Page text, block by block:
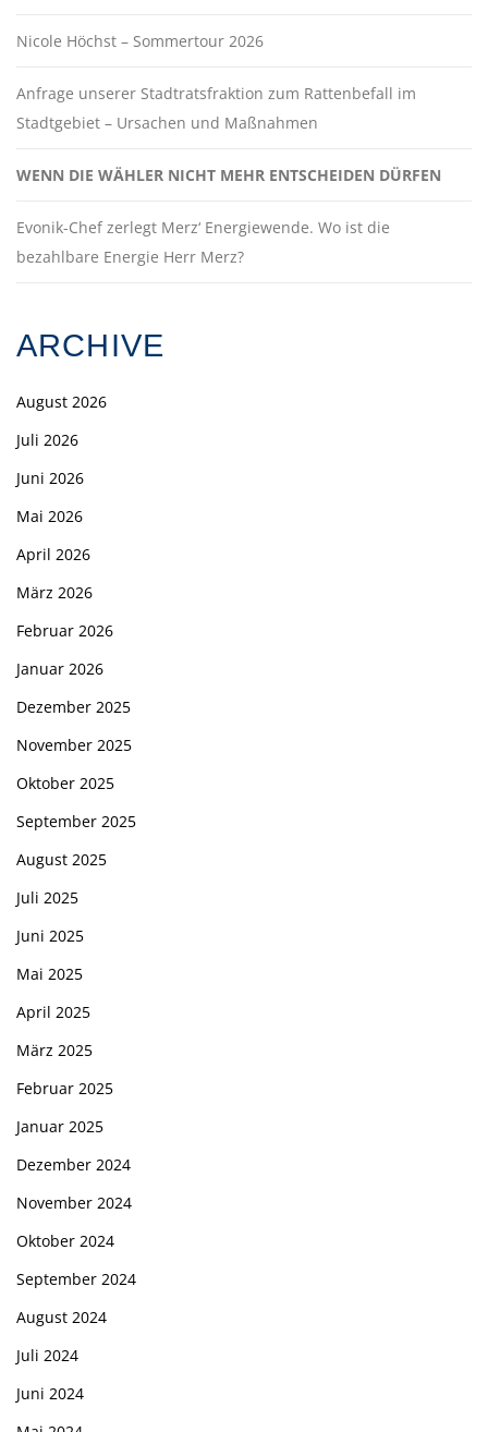
Nicole Höchst – Sommertour 2026
Anfrage unserer Stadtratsfraktion zum Rattenbefall im
Stadtgebiet – Ursachen und Maßnahmen
WENN DIE WÄHLER NICHT MEHR ENTSCHEIDEN DÜRFEN
Evonik-Chef zerlegt Merz‘ Energiewende. Wo ist die
bezahlbare Energie Herr Merz?
ARCHIVE
August 2026
Juli 2026
Juni 2026
Mai 2026
April 2026
März 2026
Februar 2026
Januar 2026
Dezember 2025
November 2025
Oktober 2025
September 2025
August 2025
Juli 2025
Juni 2025
Mai 2025
April 2025
März 2025
Februar 2025
Januar 2025
Dezember 2024
November 2024
Oktober 2024
September 2024
August 2024
Juli 2024
Juni 2024